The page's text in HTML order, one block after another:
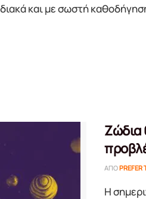
και με σωστή
Ζώδια
ΑΠΌPREFER
Η